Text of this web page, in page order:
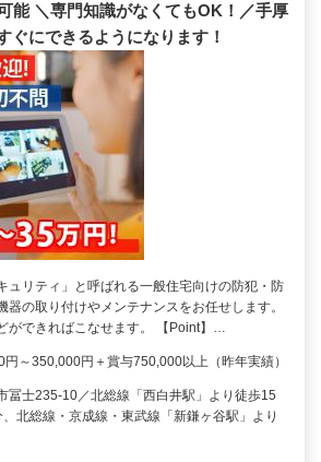
能 ＼専門知識がなくてもOK！／手厚
ぐにできるようになります！
ュリティ」と呼ばれる一般住宅向けの防犯・防
器の取り付けやメンテナンスをお任せします。
ができればこなせます。 【Point】…
円～350,000円＋賞与750,000以上（昨年実績）
冨士235-10／北総線「西白井駅」より徒歩15
北総線・京成線・東武線「新鎌ヶ谷駅」より